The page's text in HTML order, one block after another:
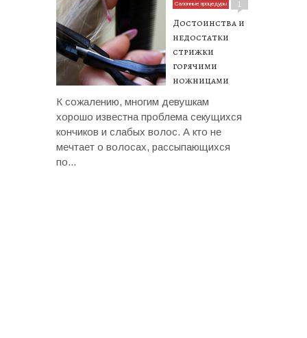
Салонные процедуры 1
Достоинства и
недостатки
стрижки
горячими
ножницами
К сожалению, многим девушкам
хорошо известна проблема секущихся
кончиков и слабых волос. А кто не
мечтает о волосах, рассыпающихся
по...